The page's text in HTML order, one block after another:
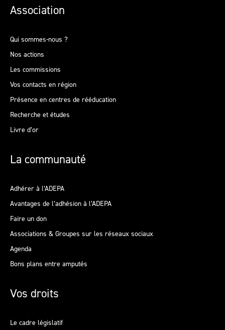
Association
Qui sommes-nous ?
Nos actions
Les commissions
Vos contacts en région
Présence en centres de rééducation
Recherche et études
Livre d’or
La communauté
Adhérer à l’ADEPA
Avantages de l’adhésion à l’ADEPA
Faire un don
Associations & Groupes sur les réseaux sociaux
Agenda
Bons plans entre amputés
Vos droits
Le cadre législatif